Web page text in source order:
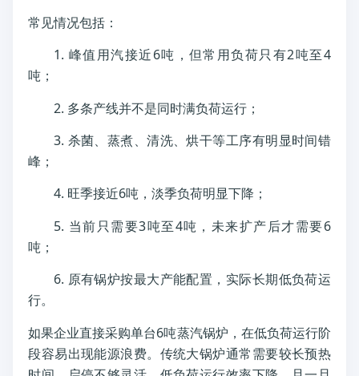
常见情况包括：
1. 峰值用汽接近6吨，但常用负荷只有2吨至4
吨；
2. 多条产线并不是同时满负荷运行；
3. 杀菌、蒸煮、清洗、烘干等工序有明显时间错
峰；
4. 旺季接近6吨，淡季负荷明显下降；
5. 当前只需要3吨至4吨，未来扩产后才需要6
吨；
6. 原有锅炉按最大产能配置，实际长期低负荷运
行。
如果企业直接采购单台6吨蒸汽锅炉，在低负荷运行阶
段容易出现能源浪费。传统大锅炉通常需要较长预热